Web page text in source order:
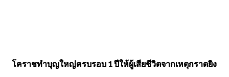
โคราชทำบุญใหญ่ครบรอบ 1 ปีให้ผู้เสียชีวิตจากเหตุกราดยิง